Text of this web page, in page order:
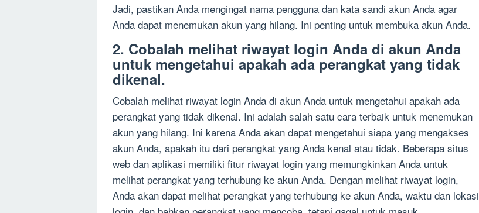
Jadi, pastikan Anda mengingat nama pengguna dan kata sandi akun Anda agar
Anda dapat menemukan akun yang hilang. Ini penting untuk membuka akun Anda.
2. Cobalah melihat riwayat login Anda di akun Anda
untuk mengetahui apakah ada perangkat yang tidak
dikenal.
Cobalah melihat riwayat login Anda di akun Anda untuk mengetahui apakah ada
perangkat yang tidak dikenal. Ini adalah salah satu cara terbaik untuk menemukan
akun yang hilang. Ini karena Anda akan dapat mengetahui siapa yang mengakses
akun Anda, apakah itu dari perangkat yang Anda kenal atau tidak. Beberapa situs
web dan aplikasi memiliki fitur riwayat login yang memungkinkan Anda untuk
melihat perangkat yang terhubung ke akun Anda. Dengan melihat riwayat login,
Anda akan dapat melihat perangkat yang terhubung ke akun Anda, waktu dan lokasi